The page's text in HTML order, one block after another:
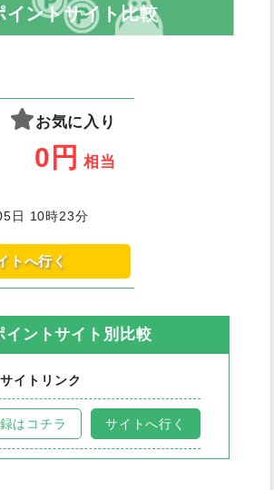
ントサイト比較
お気に入り
0 円 相当
日 10時23分
トへ行く
イントサイト別比較
サイトリンク